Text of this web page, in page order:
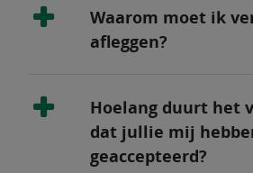
Waarom moet ik
afleggen?
Hoelang duurt het
dat jullie mij
geaccepteerd?